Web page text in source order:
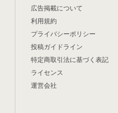
広告掲載について
利用規約
プライバシーポリシー
投稿ガイドライン
特定商取引法に基づく表記
ライセンス
運営会社